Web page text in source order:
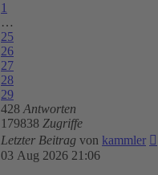
1
…
25
26
27
28
29
428 Antworten
179838 Zugriffe
Letzter Beitrag von kammler
03 Aug 2026 21:06